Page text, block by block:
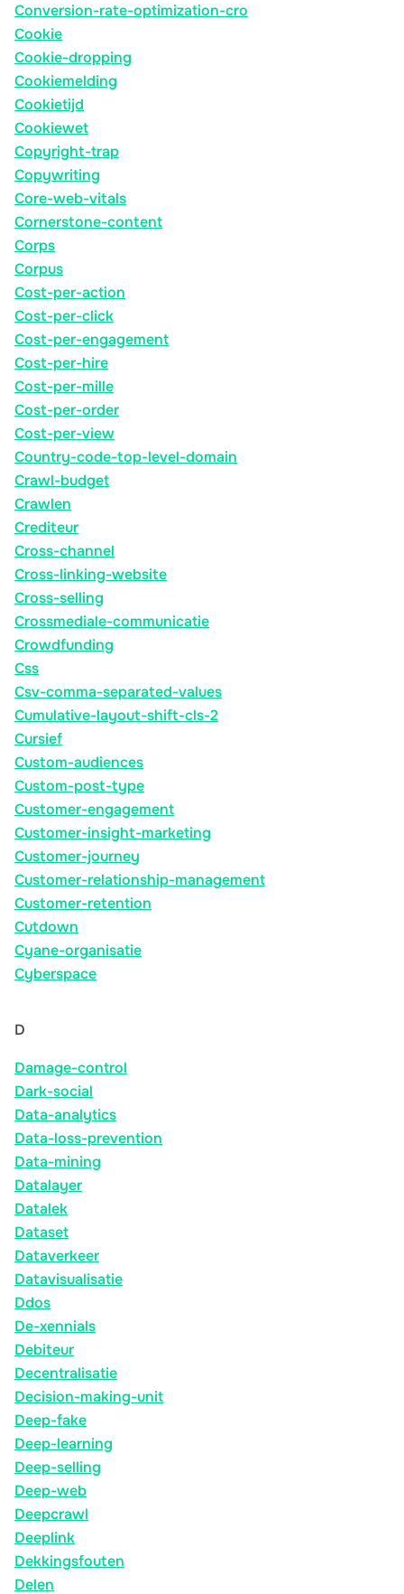
Conversion-rate-optimization-cro
Cookie
Cookie-dropping
Cookiemelding
Cookietijd
Cookiewet
Copyright-trap
Copywriting
Core-web-vitals
Cornerstone-content
Corps
Corpus
Cost-per-action
Cost-per-click
Cost-per-engagement
Cost-per-hire
Cost-per-mille
Cost-per-order
Cost-per-view
Country-code-top-level-domain
Crawl-budget
Crawlen
Crediteur
Cross-channel
Cross-linking-website
Cross-selling
Crossmediale-communicatie
Crowdfunding
Css
Csv-comma-separated-values
Cumulative-layout-shift-cls-2
Cursief
Custom-audiences
Custom-post-type
Customer-engagement
Customer-insight-marketing
Customer-journey
Customer-relationship-management
Customer-retention
Cutdown
Cyane-organisatie
Cyberspace
D
Damage-control
Dark-social
Data-analytics
Data-loss-prevention
Data-mining
Datalayer
Datalek
Dataset
Dataverkeer
Datavisualisatie
Ddos
De-xennials
Debiteur
Decentralisatie
Decision-making-unit
Deep-fake
Deep-learning
Deep-selling
Deep-web
Deepcrawl
Deeplink
Dekkingsfouten
Delen